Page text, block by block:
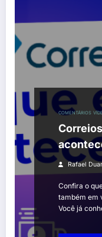
COMENTÁRIOS
Rafael
Confira o
também em
Você já